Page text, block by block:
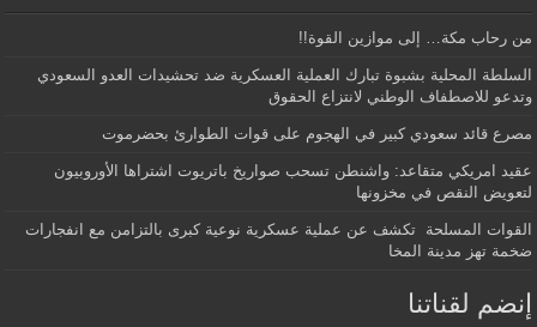
من رحاب مكة… إلى موازين القوة!!
السلطة المحلية بشبوة تبارك العملية العسكرية ضد تحشيدات العدو السعودي
وتدعو للاصطفاف الوطني لانتزاع الحقوق
مصرع قائد سعودي كبير في الهجوم على قوات الطوارئ بحضرموت
عقيد امريكي متقاعد: واشنطن تسحب صواريخ باتريوت اشتراها الأوروبيون
لتعويض النقص في مخزونها
القوات المسلحة تكشف عن عملية عسكرية نوعية كبرى بالتزامن مع انفجارات
ضخمة تهز مدينة المخا
إنضم لقناتنا